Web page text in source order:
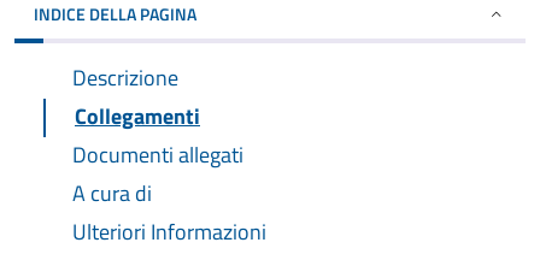
INDICE DELLA PAGINA
Descrizione
Collegamenti
Documenti allegati
A cura di
Ulteriori Informazioni